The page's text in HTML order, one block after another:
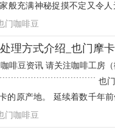
般充满神秘捉摸不定又令
东非
门咖啡豆
啡豆资讯 请关注咖啡工房
也
的原产地。 延续着数千年
一
门咖啡豆